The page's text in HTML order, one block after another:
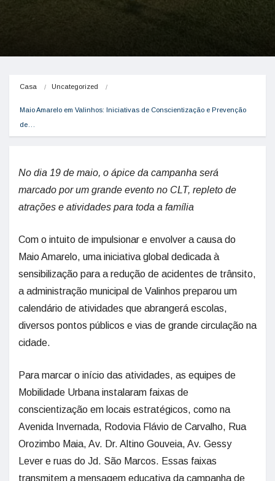
Casa Uncategorized
Maio Amarelo em Valinhos: Iniciativas de Conscientização e Prevenção
de…
No dia 19 de maio, o ápice da campanha será
marcado por um grande evento no CLT, repleto de
atrações e atividades para toda a família
Com o intuito de impulsionar e envolver a causa do
Maio Amarelo, uma iniciativa global dedicada à
sensibilização para a redução de acidentes de trânsito,
a administração municipal de Valinhos preparou um
calendário de atividades que abrangerá escolas,
diversos pontos públicos e vias de grande circulação na
cidade.
Para marcar o início das atividades, as equipes de
Mobilidade Urbana instalaram faixas de
conscientização em locais estratégicos, como na
Avenida Invernada, Rodovia Flávio de Carvalho, Rua
Orozimbo Maia, Av. Dr. Altino Gouveia, Av. Gessy
Lever e ruas do Jd. São Marcos. Essas faixas
transmitem a mensagem educativa da campanha de